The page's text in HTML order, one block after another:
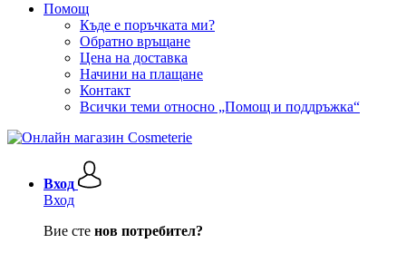
Помощ
Къде е поръчката ми?
Обратно връщане
Цена на доставка
Начини на плащане
Контакт
Всички теми относно „Помощ и поддръжка“
Вход
Вход
Вие сте нов потребител?